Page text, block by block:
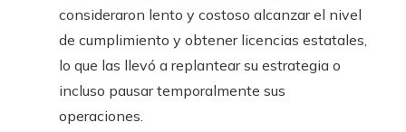
consideraron lento y costoso alcanzar el nivel
de cumplimiento y obtener licencias estatales,
lo que las llevó a replantear su estrategia o
incluso pausar temporalmente sus
operaciones.